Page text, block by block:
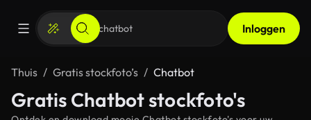
Inloggen
Thuis Gratis stockfoto’s Chatbot
Gratis Chatbot stockfoto's